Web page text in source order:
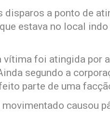
disparos a ponto de
estava no local
vítima foi atingida por
segundo a
parte de uma
causou